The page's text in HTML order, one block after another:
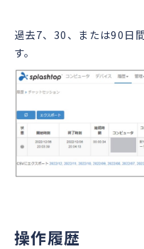
過去7、30、または90日
す。
操作履歴